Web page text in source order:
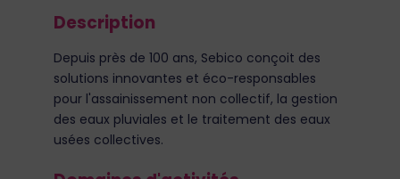
Description
Depuis près de 100 ans, Sebico conçoit des
solutions innovantes et éco-responsables
pour l'assainissement non collectif, la gestion
des eaux pluviales et le traitement des eaux
usées collectives.